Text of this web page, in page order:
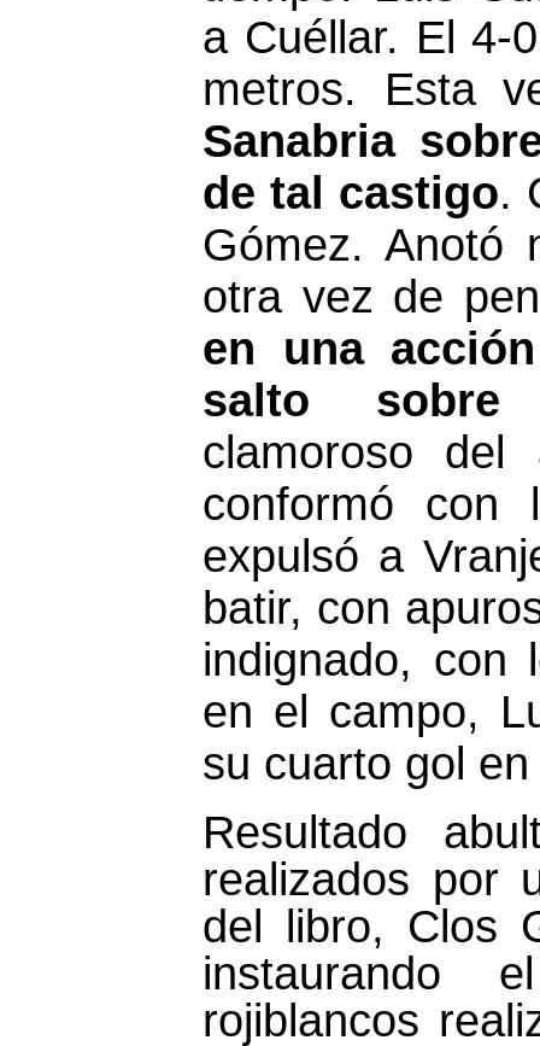
a Cuéllar. El 4-
metros. Esta
Sanabria
de tal castigo.
Gómez. Anotó
otra vez de
en una
salto sobre
clamoroso
conformó con
expulsó a
batir, con
indignado, con
en el campo,
su cuarto gol
Resultado
realizados por
del libro, Clos
rojiblancos